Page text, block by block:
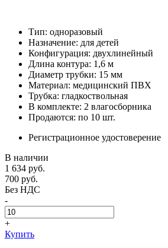
Тип: одноразовый
Назначение: для детей
Конфигурация: двухлинейный
Длина контура: 1,6 м
Диаметр трубки: 15 мм
Материал: медицинский ПВХ
Трубка: гладкоствольная
В комплекте: 2 влагосборника
Продаются: по 10 шт.
Регистрационное удостоверение
В наличии
1 634 руб.
700 руб.
Без НДС
-
+
Купить